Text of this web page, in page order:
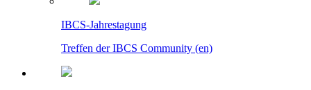
IBCS-Jahrestagung
Treffen der IBCS Community (en)